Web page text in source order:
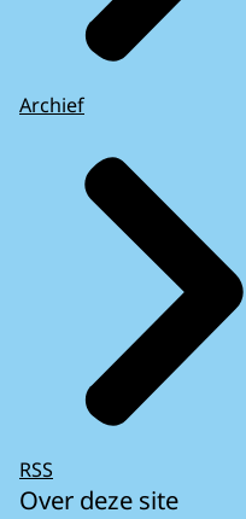
Archief
RSS
Over deze site